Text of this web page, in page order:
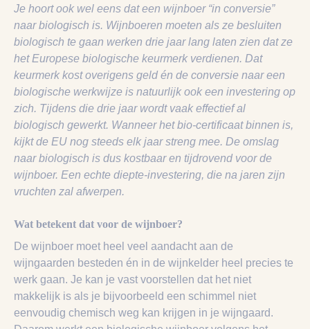
Je hoort ook wel eens dat een wijnboer “in conversie”
naar biologisch is. Wijnboeren moeten als ze besluiten
biologisch te gaan werken drie jaar lang laten zien dat ze
het Europese biologische keurmerk verdienen. Dat
keurmerk kost overigens geld én de conversie naar een
biologische werkwijze is natuurlijk ook een investering op
zich. Tijdens die drie jaar wordt vaak effectief al
biologisch gewerkt. Wanneer het bio-certificaat binnen is,
kijkt de EU nog steeds elk jaar streng mee. De omslag
naar biologisch is dus kostbaar en tijdrovend voor de
wijnboer. Een echte diepte-investering, die na jaren zijn
vruchten zal afwerpen.
Wat betekent dat voor de wijnboer?
De wijnboer moet heel veel aandacht aan de
wijngaarden besteden én in de wijnkelder heel precies te
werk gaan. Je kan je vast voorstellen dat het niet
makkelijk is als je bijvoorbeeld een schimmel niet
eenvoudig chemisch weg kan krijgen in je wijngaard.